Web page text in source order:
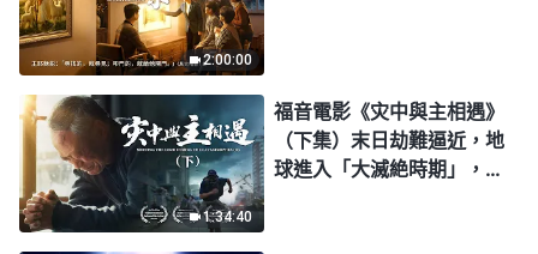
2:00:00
1:34:40
福音電影《灾中與主相遇》
（下集）末日劫難逼近，地
球進入「大滅絶時期」，人